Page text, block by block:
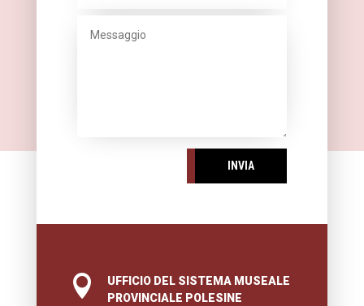
INVIA

UFFICIO DEL SISTEMA MUSEALE
PROVINCIALE POLESINE